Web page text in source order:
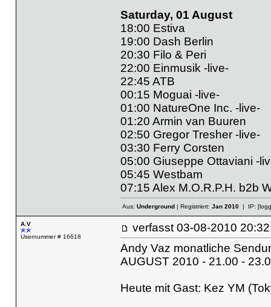
Saturday, 01 August
18:00 Estiva
19:00 Dash Berlin
20:30 Filo & Peri
22:00 Einmusik -live-
22:45 ATB
00:15 Moguai -live-
01:00 NatureOne Inc. -live-
01:20 Armin van Buuren
02:50 Gregor Tresher -live-
03:30 Ferry Corsten
05:00 Giuseppe Ottaviani -
05:45 Westbam
07:15 Alex M.O.R.P.H. b2b
Aus: Underground| Registriert: Jan 2010| IP:
A.V
Usernummer # 16618
verfasst 03-08-2010
Andy Vaz monatliche
AUGUST 2010 - 21.00 -
Heute mit Gast: Kez YM